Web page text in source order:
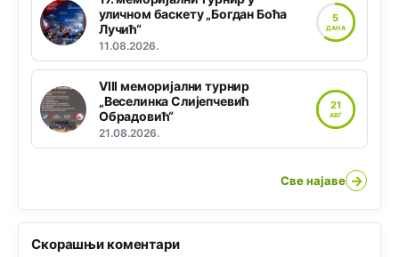
уличном баскету „Богдан Боћа
Лучић“
11.08.2026.
5
ДАНА
VIII меморијални турнир
„Веселинка Слијепчевић
Обрадовић“
21.08.2026.
21
АВГ
Све најаве →
Скорашњи коментари